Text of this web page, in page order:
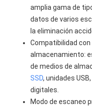
amplia gama de
datos de varios
la eliminación
Compatibilidad
almacenamiento:
de medios de
SSD, unidades
digitales.
Modo de escaneo